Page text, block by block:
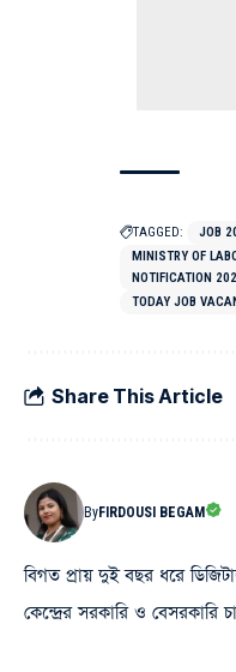
TAGGED: JOB
MINISTRY OF
NOTIFICATION
TODAY JOB
Share This Article
ByFIRDOUSI BEGAM
বিগত প্রায় দুই বছর ধরে
কেন্দ্রের সরকারি ও বেসরকারি